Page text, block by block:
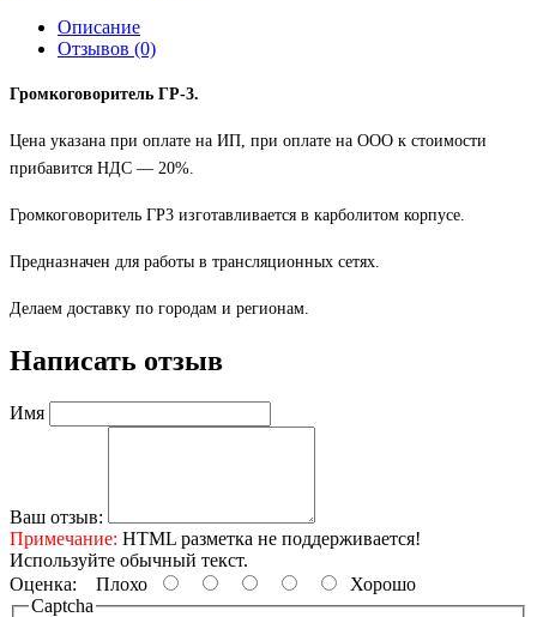
Описание
Отзывов (0)
Громкоговоритель ГР-3.
Цена указана при оплате на ИП, при оплате на ООО к стоимости
прибавится НДС ― 20%.
Громкоговоритель ГР3 изготавливается в карболитом корпусе.
Предназначен для работы в трансляционных сетях.
Делаем доставку по городам и регионам.
Написать отзыв
Имя
Ваш отзыв:
Примечание: HTML разметка не поддерживается!
Используйте обычный текст.
Оценка: Плохо
Хорошо
Captcha